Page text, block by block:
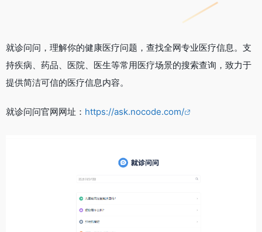
就诊问问，理解你的健康医疗问题，查找全网专业医疗信息。支
持疾病、药品、医院、医生等常用医疗场景的搜索查询，致力于
提供简洁可信的医疗信息内容。
就诊问问官网网址： https://ask.nocode.com/